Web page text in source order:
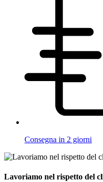
Consegna in 2 giorni
Lavoriamo nel rispetto del